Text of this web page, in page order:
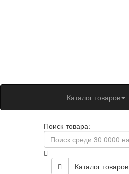
Каталог товаров
Поиск товара:
Каталог товаров